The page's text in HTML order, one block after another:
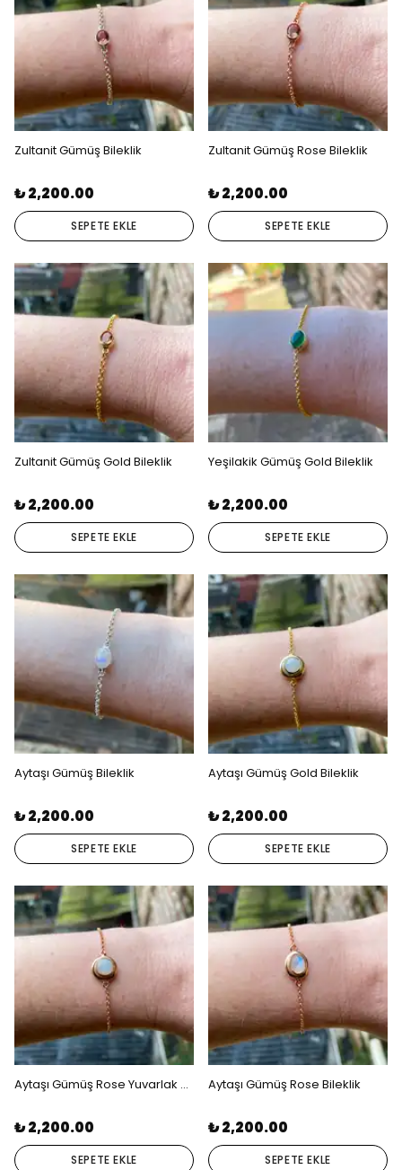
Zultanit Gümüş Bileklik
₺ 2,200.00
SEPETE EKLE
Zultanit Gümüş Rose Bileklik
₺ 2,200.00
SEPETE EKLE
Zultanit Gümüş Gold Bileklik
₺ 2,200.00
SEPETE EKLE
Yeşilakik Gümüş Gold Bileklik
₺ 2,200.00
SEPETE EKLE
Aytaşı Gümüş Bileklik
₺ 2,200.00
SEPETE EKLE
Aytaşı Gümüş Gold Bileklik
₺ 2,200.00
SEPETE EKLE
Aytaşı Gümüş Rose Yuvarlak Bileklik
₺ 2,200.00
SEPETE EKLE
Aytaşı Gümüş Rose Bileklik
₺ 2,200.00
SEPETE EKLE